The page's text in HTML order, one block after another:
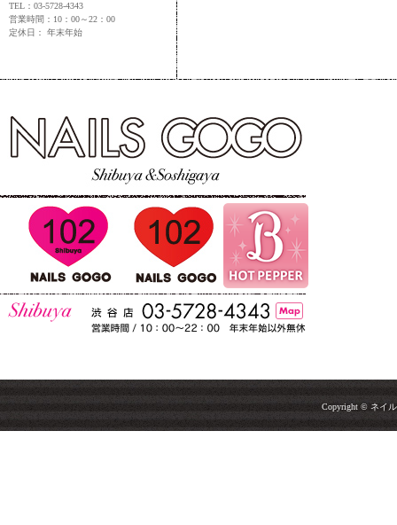
TEL：03-5728-4343
営業時間：10：00～22：00
定休日： 年末年始
Copyright © ネイル